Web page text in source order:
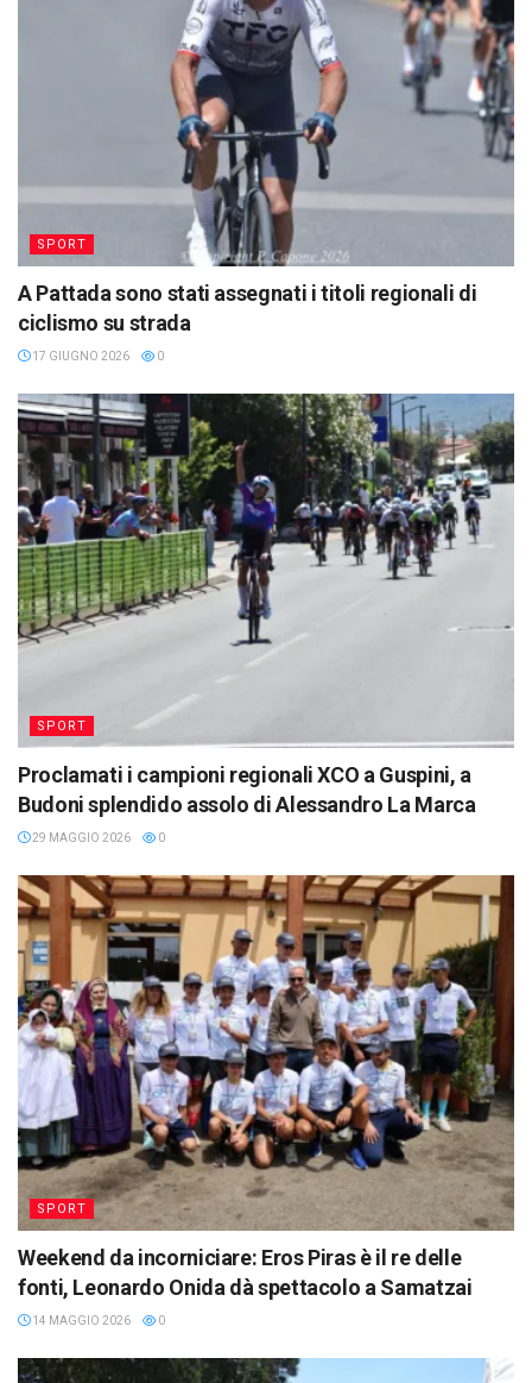
SPORT
A Pattada sono stati assegnati i titoli regionali di
ciclismo su strada
17 GIUGNO 2026 0
SPORT
Proclamati i campioni regionali XCO a Guspini, a
Budoni splendido assolo di Alessandro La Marca
29 MAGGIO 2026 0
SPORT
Weekend da incorniciare: Eros Piras è il re delle
fonti, Leonardo Onida dà spettacolo a Samatzai
14 MAGGIO 2026 0